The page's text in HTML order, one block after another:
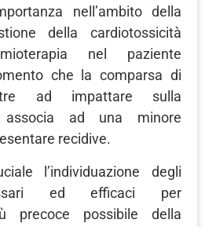
nell’ambito della
della cardiotossicità
nel paziente
che la comparsa di
ad impattare sulla
associa ad una minore
recidive.
l’individuazione degli
ed efficaci per
precoce possibile della